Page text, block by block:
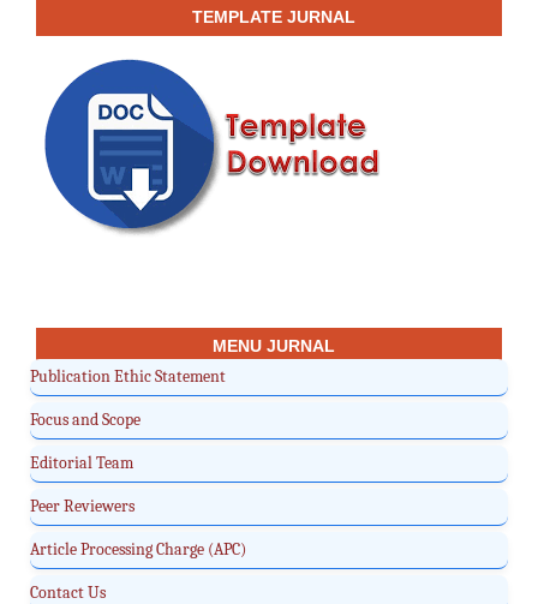
TEMPLATE JURNAL
MENU JURNAL
Publication Ethic Statement
Focus and Scope
Editorial Team
Peer Reviewers
Article Processing Charge (APC)
Contact Us